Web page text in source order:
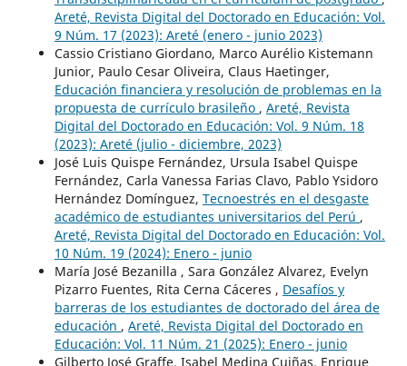
Areté, Revista Digital del Doctorado en Educación: Vol.
9 Núm. 17 (2023): Areté (enero - junio 2023)
Cassio Cristiano Giordano, Marco Aurélio Kistemann
Junior, Paulo Cesar Oliveira, Claus Haetinger,
Educación financiera y resolución de problemas en la
propuesta de currículo brasileño , Areté, Revista
Digital del Doctorado en Educación: Vol. 9 Núm. 18
(2023): Areté (julio - diciembre, 2023)
José Luis Quispe Fernández, Ursula Isabel Quispe
Fernández, Carla Vanessa Farias Clavo, Pablo Ysidoro
Hernández Domínguez, Tecnoestrés en el desgaste
académico de estudiantes universitarios del Perú ,
Areté, Revista Digital del Doctorado en Educación: Vol.
10 Núm. 19 (2024): Enero - junio
María José Bezanilla , Sara González Alvarez, Evelyn
Pizarro Fuentes, Rita Cerna Cáceres , Desafíos y
barreras de los estudiantes de doctorado del área de
educación , Areté, Revista Digital del Doctorado en
Educación: Vol. 11 Núm. 21 (2025): Enero - junio
Gilberto José Graffe, Isabel Medina Cuiñas, Enrique